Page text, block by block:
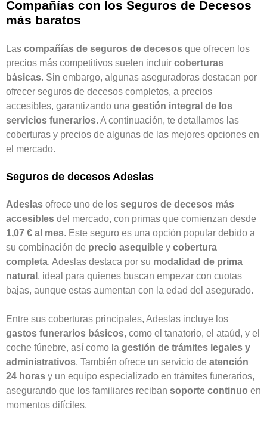
Compañías con los Seguros de Decesos
más baratos
Las compañías de seguros de decesos que ofrecen los
precios más competitivos suelen incluir coberturas
básicas. Sin embargo, algunas aseguradoras destacan por
ofrecer seguros de decesos completos, a precios
accesibles, garantizando una gestión integral de los
servicios funerarios. A continuación, te detallamos las
coberturas y precios de algunas de las mejores opciones en
el mercado.
Seguros de decesos Adeslas
Adeslas ofrece uno de los seguros de decesos más
accesibles del mercado, con primas que comienzan desde
1,07 € al mes. Este seguro es una opción popular debido a
su combinación de precio asequible y cobertura
completa. Adeslas destaca por su modalidad de prima
natural , ideal para quienes buscan empezar con cuotas
bajas, aunque estas aumentan con la edad del asegurado.
Entre sus coberturas principales, Adeslas incluye los
gastos funerarios básicos, como el tanatorio, el ataúd, y el
coche fúnebre, así como la gestión de trámites legales y
administrativos. También ofrece un servicio de atención
24 horas y un equipo especializado en trámites funerarios,
asegurando que los familiares reciban soporte continuo en
momentos difíciles.